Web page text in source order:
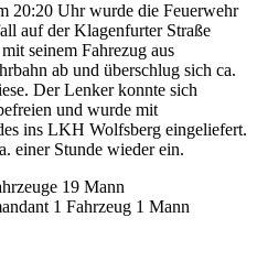
20:20 Uhr wurde die Feuerwehr
auf der Klagenfurter Straße
seinem Fahrezug aus
ab und überschlug sich ca.
Der Lenker konnte sich
und wurde mit
ins LKH Wolfsberg eingeliefert.
einer Stunde wieder ein.
19 Mann
1 Fahrzeug 1 Mann